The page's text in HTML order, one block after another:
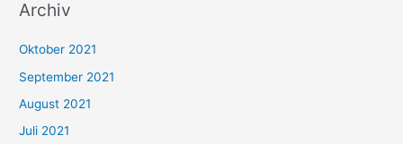
c
n
n
a
Archiv
Oktober 2021
September 2021
August 2021
Juli 2021